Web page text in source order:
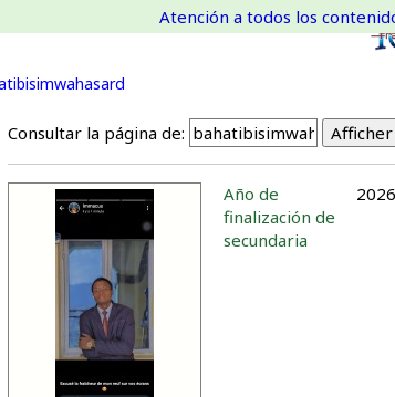
Atención a todos los
Consultar la página de:
Año de
finalización de
secundaria
2026